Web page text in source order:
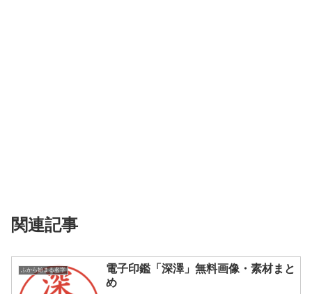
関連記事
ふから始まる名字
電子印鑑「深澤」無料画像・素材まと
め